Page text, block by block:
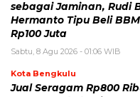
sebagai Jaminan, Rudi
Hermanto Tipu Beli
Rp100 Juta
Sabtu, 8 Agu 2026 - 01:06 WIB
Kota Bengkulu
Jual Seragam Rp800